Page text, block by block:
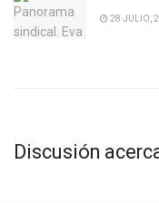
28 JULIO,
Discusión